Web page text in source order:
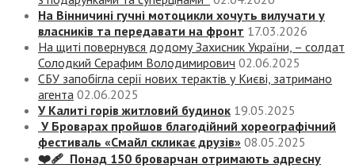
На Вінничині гучні мотоцикли хочуть вилучати у
власників та передавати на фронт 17.03.2026
На щиті повернувся додому Захисник України, – солдат
Солодкий Серафим Володимирович 02.06.2025
СБУ запобігла серії нових терактів у Києві, затримано
агента 02.06.2025
У Калиті горів житловий будинок 19.05.2025
У Броварах пройшов благодійний хореографічний
фестиваль «Смайл скликає друзів» 08.05.2025
❤️‍🩹 Понад 150 броварчан отримають адресну